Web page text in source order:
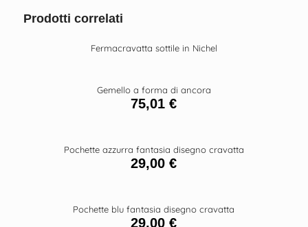
Prodotti correlati
Fermacravatta sottile in Nichel
Gemello a forma di ancora
75,01€
Pochette azzurra fantasia disegno cravatta
29,00€
Pochette blu fantasia disegno cravatta
29,00€